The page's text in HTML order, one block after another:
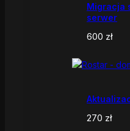
Migracja
serwer
600 zł
270 zł